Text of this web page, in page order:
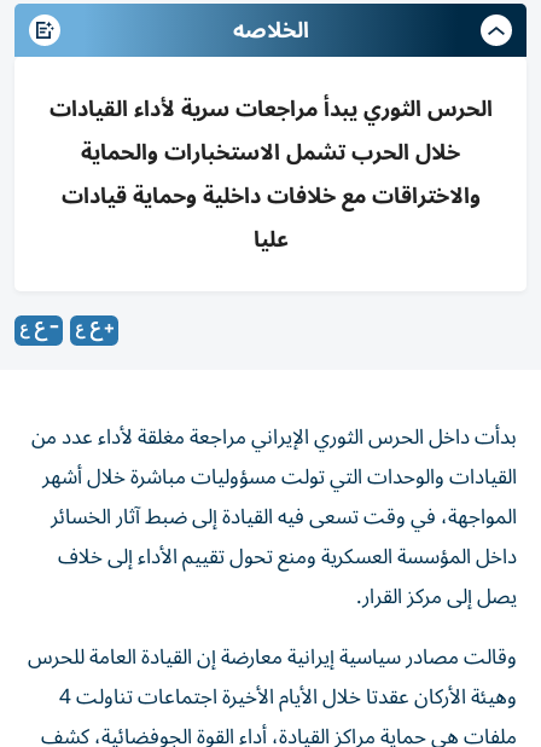
الخلاصه
الحرس الثوري يبدأ مراجعات سرية لأداء القيادات
خلال الحرب تشمل الاستخبارات والحماية
والاختراقات مع خلافات داخلية وحماية قيادات
عليا
بدأت داخل الحرس الثوري الإيراني مراجعة مغلقة لأداء عدد من
القيادات والوحدات التي تولت مسؤوليات مباشرة خلال أشهر
المواجهة، في وقت تسعى فيه القيادة إلى ضبط آثار الخسائر
داخل المؤسسة العسكرية ومنع تحول تقييم الأداء إلى خلاف
يصل إلى مركز القرار.
وهيئة الأركان عقدتا خلال الأيام الأخيرة اجتماعات تناولت 4
ملفات هي حماية مراكز القيادة، أداء القوة الجوفضائية، كشف